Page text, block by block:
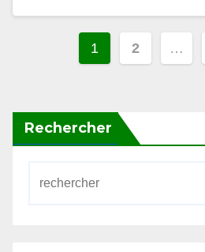
Pagination
des
1
Rechercher